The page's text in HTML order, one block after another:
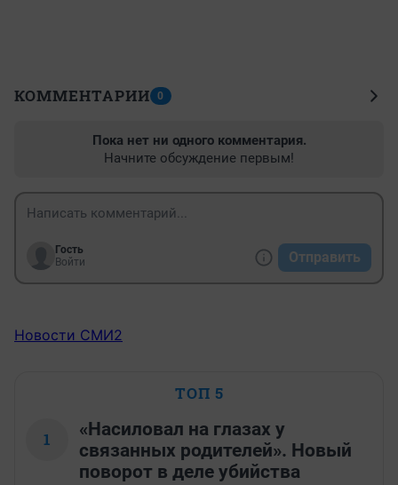
КОММЕНТАРИИ 0
Пока нет ни одного комментария.
Начните обсуждение первым!
Гость
Войти
Отправить
Новости СМИ2
ТОП 5
1
«Насиловал на глазах у
связанных родителей». Новый
поворот в деле убийства